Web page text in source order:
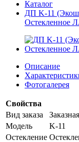
Каталог
ДП K-11
Описание
Фотогалерея
Свойства
Вид заказа
Заказная
Модель
K-11
Остекление